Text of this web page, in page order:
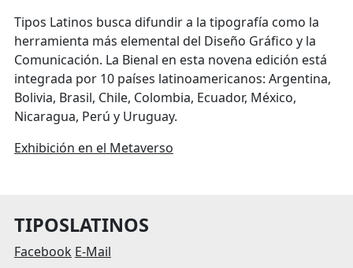
Tipos Latinos busca difundir a la tipografía como la
herramienta más elemental del Diseño Gráfico y la
Comunicación. La Bienal en esta novena edición está
integrada por 10 países latinoamericanos: Argentina,
Bolivia, Brasil, Chile, Colombia, Ecuador, México,
Nicaragua, Perú y Uruguay.
Exhibición en el Metaverso
TIPOSLATINOS
Facebook E-Mail